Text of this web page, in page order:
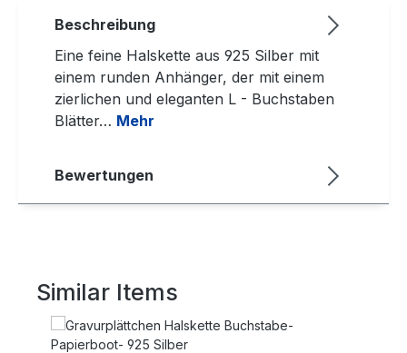
Beschreibung
Eine feine Halskette aus 925 Silber mit
einem runden Anhänger, der mit einem
zierlichen und eleganten L - Buchstaben
Blätter… Mehr
Bewertungen
Produktgalerie überspringen
Similar Items